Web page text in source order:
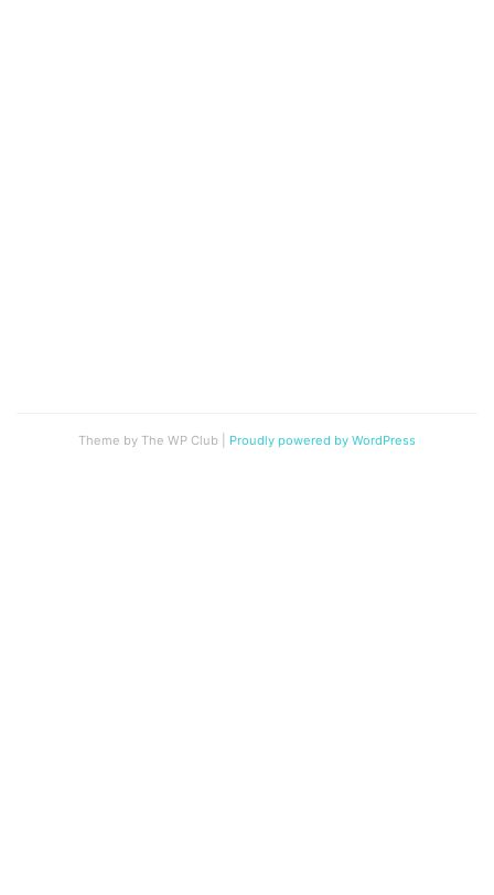
Theme by The WP Club Proudly powered by WordPress